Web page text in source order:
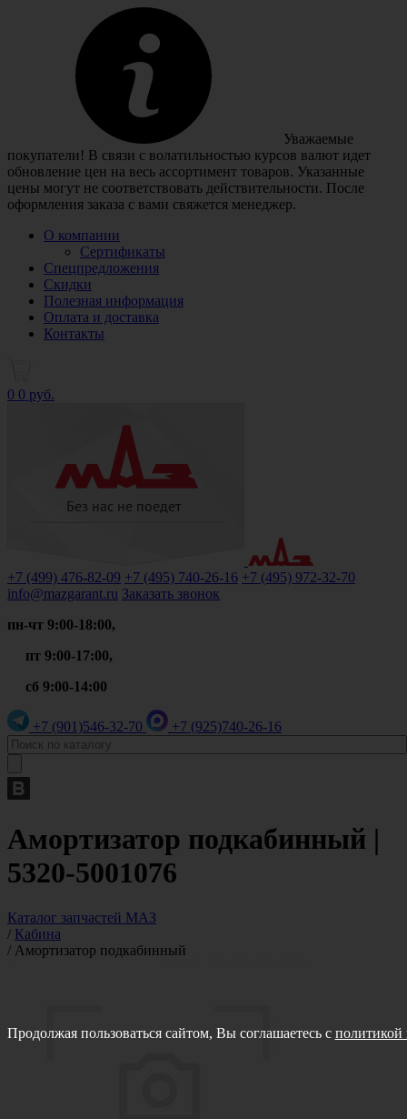
Уважаемые
покупатели! В связи с волатильностью курсов валют идет
обновление цен на весь ассортимент товаров. Указанные
цены могут не соответствовать действительности. После
оформления заказа с вами свяжется менеджер.
О компании
Сертификаты
Спецпредложения
Скидки
Полезная информация
Оплата и доставка
Контакты
0 0 руб.
+7 (499) 476-82-09 +7 (495) 740-26-16 +7 (495) 972-32-70
info@mazgarant.ru Заказать звонок
пн-чт 9:00-18:00,
пт 9:00-17:00,
сб 9:00-14:00
+7 (901)546-32-70 +7 (925)740-26-16
Амортизатор подкабинный |
5320-5001076
Каталог запчастей МАЗ
/ Кабина
/ Амортизатор подкабинный
Продолжая пользоваться сайтом, Вы соглашаетесь с политикой